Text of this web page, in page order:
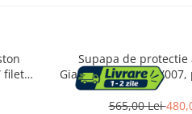
filet
Supapa de
Giacomini
de caldura monobloc,
exterior, cu senzor
565,00 Lei